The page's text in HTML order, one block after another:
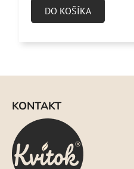
DO KOŠÍKA
KONTAKT